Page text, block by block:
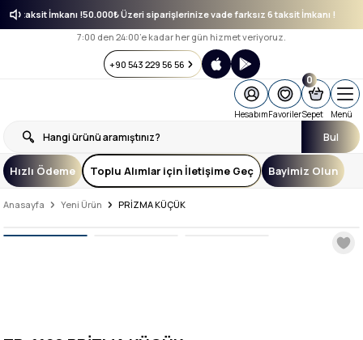
6 taksit İmkanı !50.000₺ Üzeri siparişlerinize vade farksız 6 taksit İmkanı !
7:00 den 24:00’e kadar her gün hizmet veriyoruz.
+90 543 229 56 56
Bul
HesabımFavoriler
0
Sepet Menü
Hızlı Ödeme Toplu Alımlar için İletişime Geç Bayimiz Olun
Anasayfa Yeni Ürün PRİZMA KÜÇÜK